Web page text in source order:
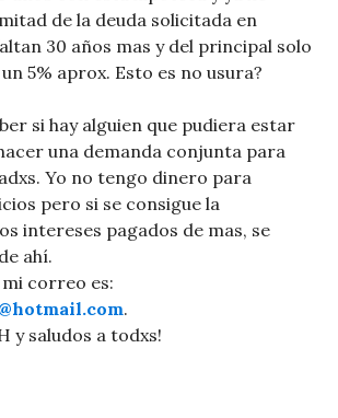
de la deuda solicitada en
30 años mas y del principal solo
5% aprox. Esto es no usura?
si hay alguien que pudiera estar
una demanda conjunta para
Yo no tengo dinero para
pero si se consigue la
intereses pagados de mas, se
ahí.
correo es:
.
y saludos a todxs!